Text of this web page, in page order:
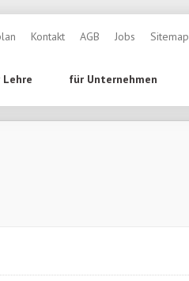
Lehre für Unternehmen
Kontakt AGB Jobs Sitemap